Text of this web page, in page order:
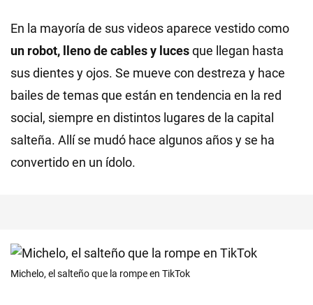
En la mayoría de sus videos aparece vestido como
un robot, lleno de cables y lucesque llegan hasta
sus dientes y ojos. Se mueve con destreza y hace
bailes de temas que están en tendencia en la red
social, siempre en distintos lugares de la capital
salteña. Allí se mudó hace algunos años y se ha
convertido en un ídolo.
Michelo, el salteño que la rompe en TikTok